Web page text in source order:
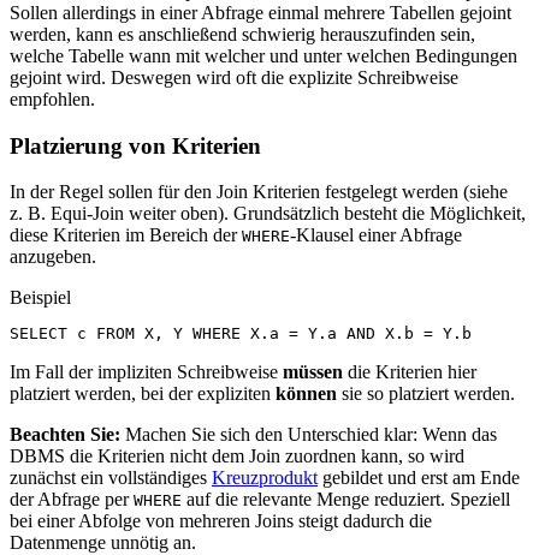
Sollen allerdings in einer Abfrage einmal mehrere Tabellen gejoint
werden, kann es anschließend schwierig herauszufinden sein,
welche Tabelle wann mit welcher und unter welchen Bedingungen
gejoint wird. Deswegen wird oft die explizite Schreibweise
empfohlen.
Platzierung von Kriterien
In der Regel sollen für den Join Kriterien festgelegt werden (siehe
z. B. Equi-Join weiter oben). Grundsätzlich besteht die Möglichkeit,
diese Kriterien im Bereich der WHERE-Klausel einer Abfrage
anzugeben.
Beispiel
SELECT c FROM X , Y WHERE X . a = Y . a AND X . b = Y . b
Im Fall der impliziten Schreibweise müssen die Kriterien hier
platziert werden, bei der expliziten können sie so platziert werden.
Beachten Sie: Machen Sie sich den Unterschied klar: Wenn das
DBMS die Kriterien nicht dem Join zuordnen kann, so wird
zunächst ein vollständiges Kreuzproduktgebildet und erst am Ende
der Abfrage per WHERE auf die relevante Menge reduziert. Speziell
bei einer Abfolge von mehreren Joins steigt dadurch die
Datenmenge unnötig an.